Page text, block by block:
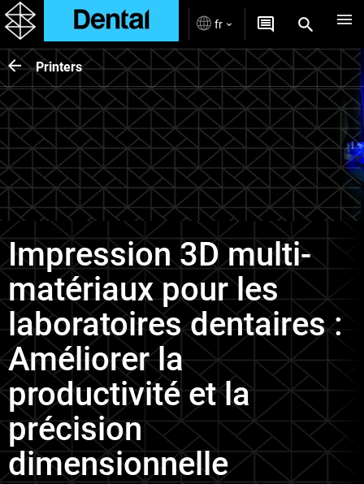
fr
Printers
Impression 3D multi-
matériaux pour les
laboratoires dentaires :
Améliorer la
productivité et la
précision
dimensionnelle